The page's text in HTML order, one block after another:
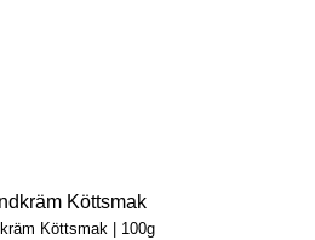
Köttsmak | 100g